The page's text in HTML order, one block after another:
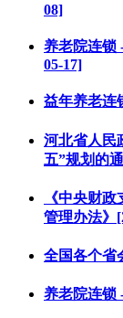
08]
养老院连锁
05-17]
益年养老连
河北省人民
五”规划的
《中央财
管理办法》
全国各个省
养老院连锁